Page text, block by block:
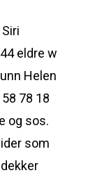
eldre w
Helen
78 18
og sos.
som